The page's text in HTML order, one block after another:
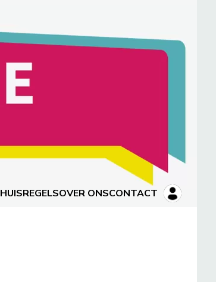
HUISREGELSOVER ONSCONTACT